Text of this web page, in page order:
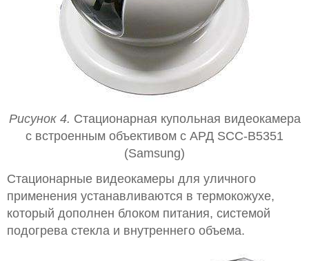
Рисунок 4. Стационарная купольная видеокамера
с встроенным объективом с АРД SCC-B5351
(Samsung)
Стационарные видеокамеры для уличного
применения устанавливаются в термокожухе,
который дополнен блоком питания, системой
подогрева стекла и внутреннего объема.